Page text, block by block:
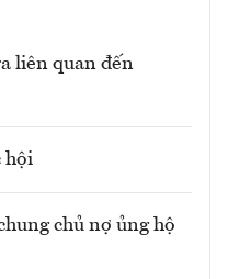
liên quan đến
hội
chủ nợ ủng hộ